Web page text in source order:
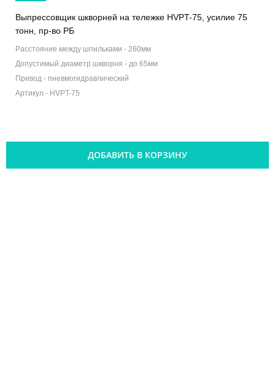
Выпрессовщик шкворней на тележке HVPT-75, усилие 75
тонн, пр-во РБ
Расстояние между шпильками - 260мм
Допустимый диаметр шкворня - до 65мм
Привод - пневмогидравлический
Артикул - HVPT-75
ДОБАВИТЬ В КОРЗИНУ